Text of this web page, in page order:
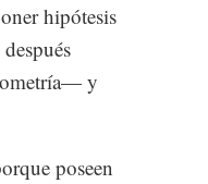
hipótesis
y
poseen